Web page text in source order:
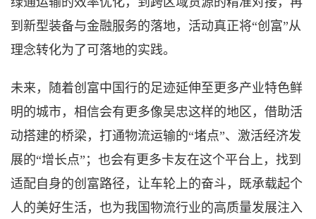
到新型装备与金融服务的落地，活动真正将“创富”从
理念转化为了可落地的实践。​
未来，随着创富中国行的足迹延伸至更多产业特色鲜
明的城市，相信会有更多像吴忠这样的地区，借助活
动搭建的桥梁，打通物流运输的“堵点”、激活经济发
展的“增长点”；也会有更多卡友在这个平台上，找到
适配自身的创富路径，让车轮上的奋斗，既承载起个
人的美好生活，也为我国物流行业的高质量发展注入